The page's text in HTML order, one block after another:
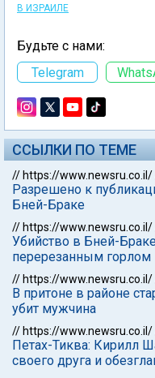
В ИЗРАИЛЕ
Будьте с нами:
Telegram
ССЫЛКИ ПО ТЕМЕ
// https://www.newsru.co.il/
Разрешено к
Бней-Браке
// https://www.newsru.co.il/
Убийство в Бней-
перерезанным горлом
// https://www.newsru.co.il/
В притоне в районе
убит мужчина
// https://www.newsru.co.il/
Петах-Тиква: Кирилл
своего друга и